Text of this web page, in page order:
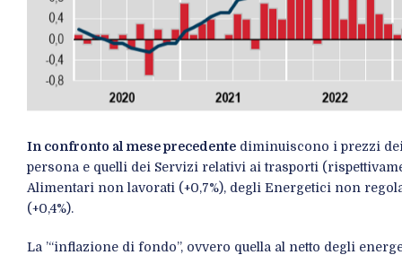
In confronto al mese precedente diminuiscono i prezzi
persona e quelli dei Servizi relativi ai trasporti
Alimentari non lavorati (+0,7%), degli Energetici non
(+0,4%).
La ’“inflazione di fondo”, ovvero quella al netto degli